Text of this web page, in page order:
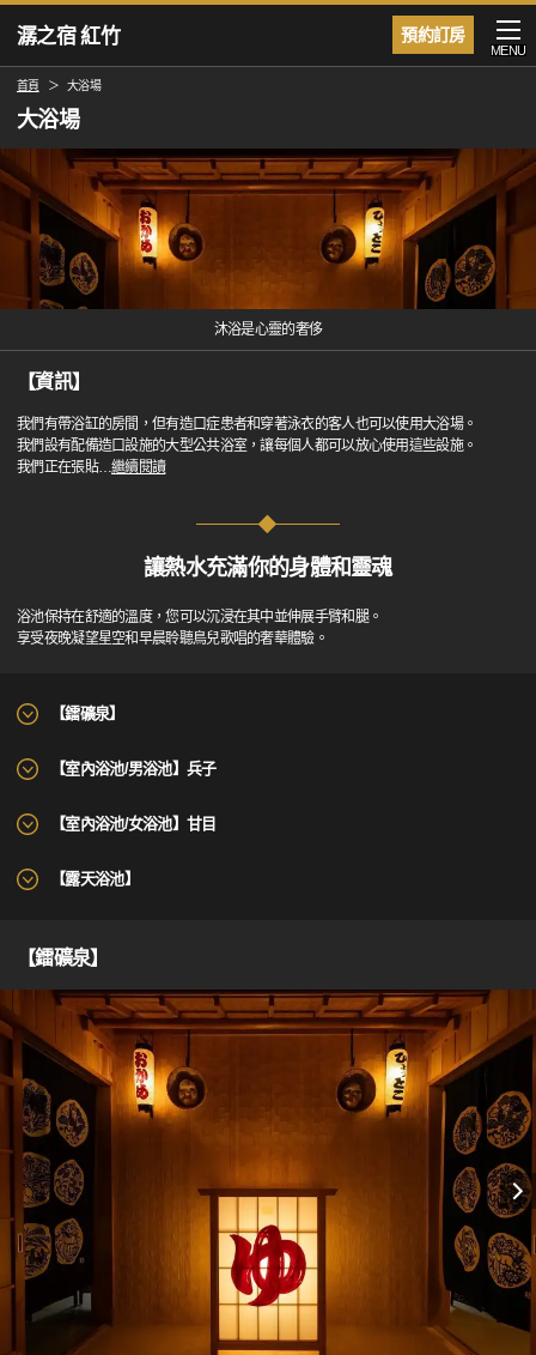
預約訂房
潺之宿 紅竹
MENU
首頁 大浴場
大浴場
沐浴是心靈的奢侈
【資訊】
我們有帶浴缸的房間，但有造口症患者和穿著泳衣的客人也可以使用大浴場。
我們設有配備造口設施的大型公共浴室，讓每個人都可以放心使用這些設施。
我們正在張貼…繼續閱讀
讓熱水充滿你的身體和靈魂
浴池保持在舒適的溫度，您可以沉浸在其中並伸展手臂和腿。
享受夜晚凝望星空和早晨聆聽鳥兒歌唱的奢華體驗。
【鐳礦泉】
【室內浴池/男浴池】兵子
【室內浴池/女浴池】甘目
【露天浴池】
【鐳礦泉】